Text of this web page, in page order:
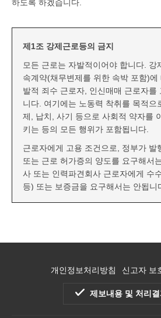
하도록 하겠습니다.
제1조 강제근로등의 금지
모든 근로는 자발적이어야 합니다. 강
속계약(채무변제를 위한 속박 포함)
발적 죄수 근로자, 인신매매 근로자를
니다. 여기에는 노동력 착취를 목적으
제, 납치, 사기 등으로 사회적 약자를
키는 등의 모든 행위가 포함됩니다.
근로자에게 고용 조건으로, 정부가 발
또는 근로 허가증의 양도를 요구해서
사 또는 인력파견회사 근로자에게 수
등) 또는 보증금을 요구해서는 안됩니
의회 또는 노동조합을 조직, 가입하고,
존중해야 하며, 근로자가 이와 같은 활
개인정보처리방침 신고자 보
제보내용 및 처리결